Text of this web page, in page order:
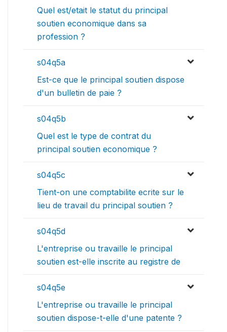
Quel est/etait le statut du principal
soutien economique dans sa
profession ?
s04q5a
Est-ce que le principal soutien dispose
d'un bulletin de paie ?
s04q5b
Quel est le type de contrat du
principal soutien economique ?
s04q5c
Tient-on une comptabilite ecrite sur le
lieu de travail du principal soutien ?
s04q5d
L'entreprise ou travaille le principal
soutien est-elle inscrite au registre de
s04q5e
L'entreprise ou travaille le principal
soutien dispose-t-elle d'une patente ?